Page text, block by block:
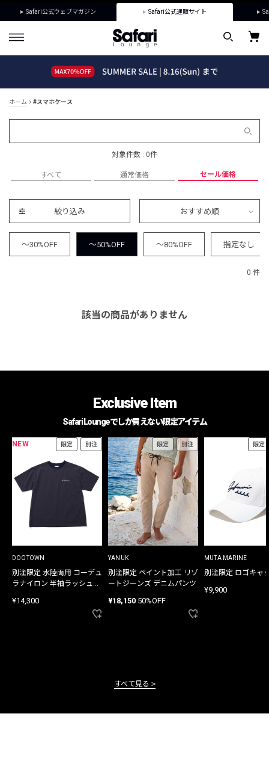
Safari公式ウェブマガジン Safari公式通販サイト
ホーム #スマホケース
対象件数 : 0件
すべて 通常価格 セール価格
絞り込み おすすめ順
～30%OFF ～50%OFF ～80%OFF 指定なし
0 件
該当の商品がありません
Exclusive Item
Safari Loungeでしか買えない限定アイテム
NEW 限定 別注
DOGTOWN
別注限定 水陸両用 コーデュ
ラナイロン 半袖ラッシュガ
¥14,300
限定 別注
YANUK
別注限定 ペイント加工 リゾ
ートジーンズ デニムパンツ
¥18,150 50%OFF
限定
MUTA MARINE
別注限定 ロゴキャ
¥9,900
すべて見る